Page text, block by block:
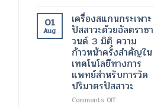
เพื่อ
การ
ฟื้นฟู
ผิว
อย่าง
เป็น
ธรรมชาติ
ของ
การ
จัดการ
น้ำ
หนัก
สมัย
ใหม่
ทางการ
แพทย์
สมัย
ใหม่
สำหรับ
การ
รักษา
ภาวะ
หัวใจ
01
Aug
เครื่องสแกนกระเพาะ
ปัสสาวะด้วยอัลตราซา
วนด์ 3 มิติ ความ
ก้าวหน้าครั้งสำคัญใน
เทคโนโลยีทางการ
แพทย์สำหรับการวัด
ปริมาตรปัสสาวะ
Comments Offon